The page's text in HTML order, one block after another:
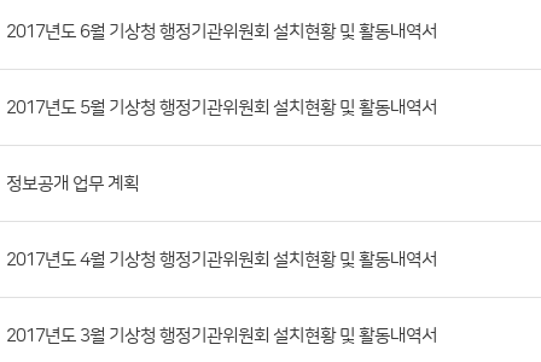
일,
조
회
2017년도 6월 기상청 행정기관위원회 설치현황 및 활동내역서
2017년도 5월 기상청 행정기관위원회 설치현황 및 활동내역서
정보공개 업무 계획
2017년도 4월 기상청 행정기관위원회 설치현황 및 활동내역서
2017년도 3월 기상청 행정기관위원회 설치현황 및 활동내역서